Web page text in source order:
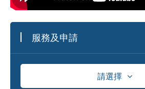
服務及申請
請選擇